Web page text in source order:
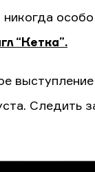
“Кетка”.
Следить